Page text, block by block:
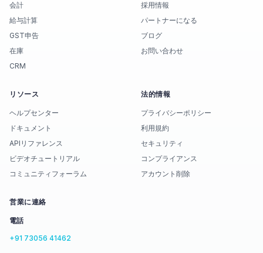
会計
給与計算
GST申告
在庫
CRM
採用情報
パートナーになる
ブログ
お問い合わせ
リソース
ヘルプセンター
ドキュメント
APIリファレンス
ビデオチュートリアル
コミュニティフォーラム
法的情報
プライバシーポリシー
利用規約
セキュリティ
コンプライアンス
アカウント削除
営業に連絡
電話
+91 73056 41462